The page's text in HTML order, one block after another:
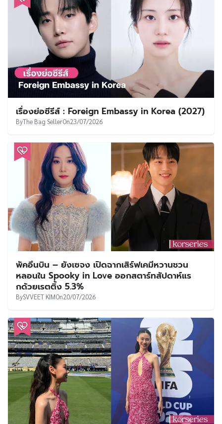
เรื่องย่อซีรีส์ : Foreign Embassy in Korea (2027)
ByThe Bag SellerOn23/07/2026
พัคอึนบิน – ยังเซจง เปิดฉากเสิร์ฟเคมีหวานชวน
หลอนใน Spooky in Love ออกสตาร์ทสัปดาห์แร
กด้วยเรตติ้ง 5.3%
BySVVEET KIMOn20/07/2026